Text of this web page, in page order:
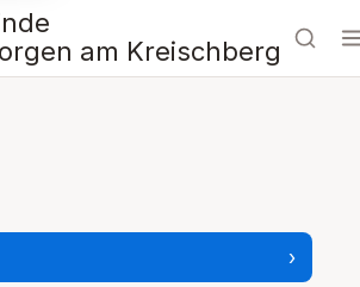
am Kreischberg
›